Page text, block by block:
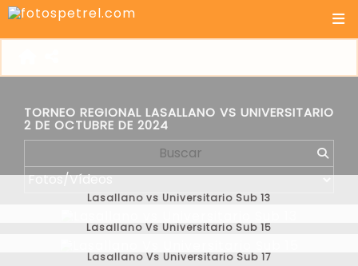
TORNEO REGIONAL LASALLANO VS UNIVERSITARIO
2 DE OCTUBRE DE 2024
Lasallano vs Universitario Sub 13
Lasallano Vs Universitario Sub 15
Lasallano Vs Universitario Sub 17